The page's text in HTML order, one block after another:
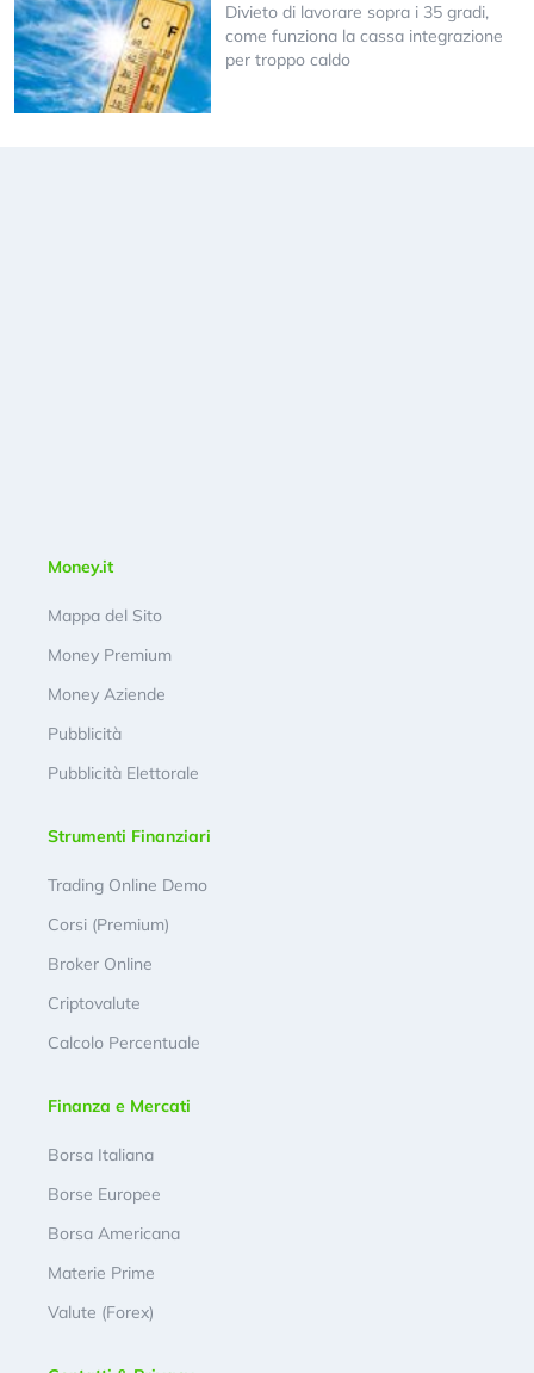
Divieto di lavorare sopra i 35 gradi,
come funziona la cassa integrazione
per troppo caldo
Money.it
Mappa del Sito
Money Premium
Money Aziende
Pubblicità
Pubblicità Elettorale
Strumenti Finanziari
Trading Online Demo
Corsi (Premium)
Broker Online
Criptovalute
Calcolo Percentuale
Finanza e Mercati
Borsa Italiana
Borse Europee
Borsa Americana
Materie Prime
Valute (Forex)